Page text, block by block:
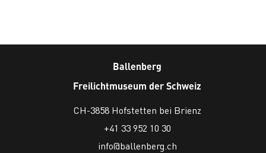
Ballenberg
Freilichtmuseum der Schweiz
CH-3858 Hofstetten bei Brienz
+41 33 952 10 30
info@ballenberg.ch